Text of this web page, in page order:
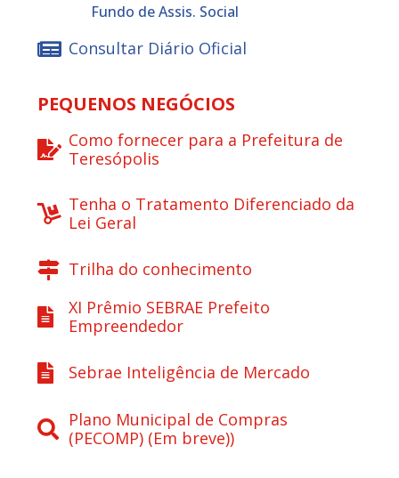
Fundo de Assis. Social
Consultar Diário Oficial
PEQUENOS NEGÓCIOS
Como fornecer para a Prefeitura de
Teresópolis
Tenha o Tratamento Diferenciado da
Lei Geral
Trilha do conhecimento
XI Prêmio SEBRAE Prefeito
Empreendedor
Sebrae Inteligência de Mercado
Plano Municipal de Compras
(PECOMP) (Em breve))